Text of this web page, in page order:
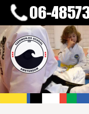
HOME
NIEUWS
LESTIJDEN & TARIEVEN
INFORMATIE
WAT IS TAEKWON-DO?